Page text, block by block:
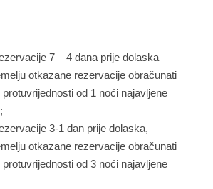
7 – 4 dana prije dolaska
otkazane rezervacije obračunati
od 1 noći najavljene
3-1 dan prije dolaska,
otkazane rezervacije obračunati
od 3 noći najavljene